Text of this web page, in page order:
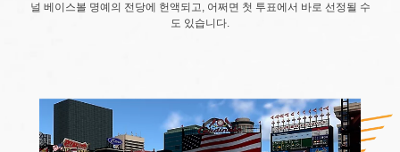
널 베이스볼 명예의 전당에 헌액되고, 어쩌면 첫 투표에서 바로 선정될 수
도 있습니다.